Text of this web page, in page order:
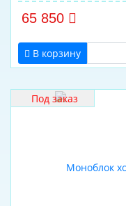
65 850
В корзину
Под заказ